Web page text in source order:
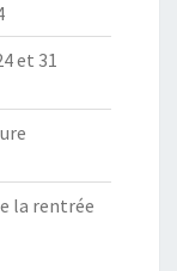
et 31
la rentrée